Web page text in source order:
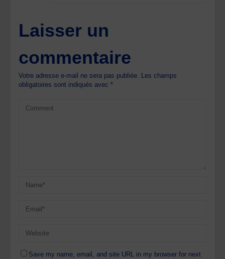
Laisser un
commentaire
Votre adresse e-mail ne sera pas publiée. Les champs
obligatoires sont indiqués avec*
Save my name, email, and site URL in my browser for next